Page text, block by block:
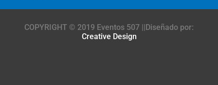
COPYRIGHT © 2019 Eventos 507 ||Diseñado por:
Creative Design